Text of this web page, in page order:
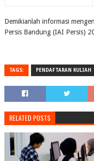
Demikianlah informasi
Persis Bandung (IAI Persis)
TAGS: PENDAFTARAN KULIAH
RELATED POSTS